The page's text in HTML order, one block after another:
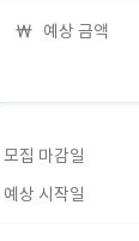
예상 금액
모집 마감일
예상 시작일